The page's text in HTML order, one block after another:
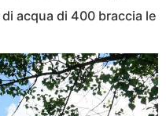
acqua di 400 braccia le